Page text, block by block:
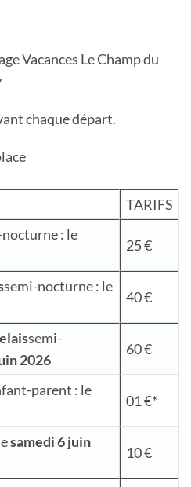
Vacances Le Champ du
chaque départ.
TARIFS
: le
25 €
semi-nocturne : le
40 €
semi-
2026
60 €
parent : le
01 €*
samedi 6 juin
10 €